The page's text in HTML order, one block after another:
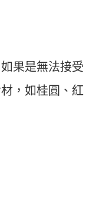
果是無法接受
，如桂圓、紅